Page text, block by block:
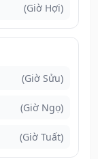
(Giờ Hợi)
(Giờ Sửu)
(Giờ Ngọ)
(Giờ Tuất)